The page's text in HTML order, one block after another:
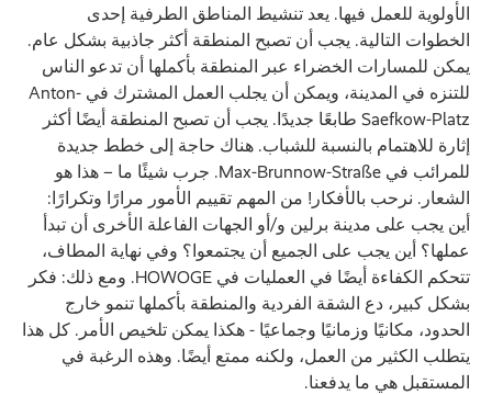
الأولوية للعمل فيها. يعد تنشيط المناطق الطرفية إحدى
الخطوات التالية. يجب أن تصبح المنطقة أكثر جاذبية بشكل عام.
يمكن للمسارات الخضراء عبر المنطقة بأكملها أن تدعو الناس
للتنزه في المدينة، ويمكن أن يجلب العمل المشترك في Anton-
Saefkow-Platz طابعًا جديدًا. يجب أن تصبح المنطقة أيضًا أكثر
إثارة للاهتمام بالنسبة للشباب. هناك حاجة إلى خطط جديدة
للمرائب في Max-Brunnow-Straße. جرب شيئًا ما – هذا هو
الشعار. نرحب بالأفكار! من المهم تقييم الأمور مرارًا وتكرارًا:
أين يجب على مدينة برلين و/أو الجهات الفاعلة الأخرى أن تبدأ
عملها؟ أين يجب على الجميع أن يجتمعوا؟ وفي نهاية المطاف،
تتحكم الكفاءة أيضًا في العمليات في HOWOGE. ومع ذلك: فكر
بشكل كبير، دع الشقة الفردية والمنطقة بأكملها تنمو خارج
الحدود، مكانيًا وزمانيًا وجماعيًا - هكذا يمكن تلخيص الأمر. كل هذا
يتطلب الكثير من العمل، ولكنه ممتع أيضًا. وهذه الرغبة في
المستقبل هي ما يدفعنا.